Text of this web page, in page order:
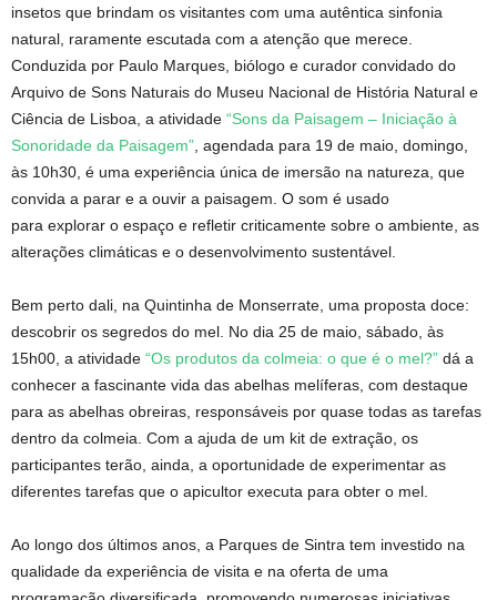
insetos que brindam os visitantes com uma autêntica sinfonia
natural, raramente escutada com a atenção que merece.
Conduzida por Paulo Marques, biólogo e curador convidado do
Arquivo de Sons Naturais do Museu Nacional de História Natural e
Ciência de Lisboa, a atividade “Sons da Paisagem – Iniciação à
Sonoridade da Paisagem”, agendada para 19 de maio, domingo,
às 10h30, é uma experiência única de imersão na natureza, que
convida a parar e a ouvir a paisagem. O som é usado
para explorar o espaço e refletir criticamente sobre o ambiente, as
alterações climáticas e o desenvolvimento sustentável.
Bem perto dali, na Quintinha de Monserrate, uma proposta doce:
descobrir os segredos do mel. No dia 25 de maio, sábado, às
15h00, a atividade “Os produtos da colmeia: o que é o mel?” dá a
conhecer a fascinante vida das abelhas melíferas, com destaque
para as abelhas obreiras, responsáveis por quase todas as tarefas
dentro da colmeia. Com a ajuda de um kit de extração, os
participantes terão, ainda, a oportunidade de experimentar as
diferentes tarefas que o apicultor executa para obter o mel.
Ao longo dos últimos anos, a Parques de Sintra tem investido na
qualidade da experiência de visita e na oferta de uma